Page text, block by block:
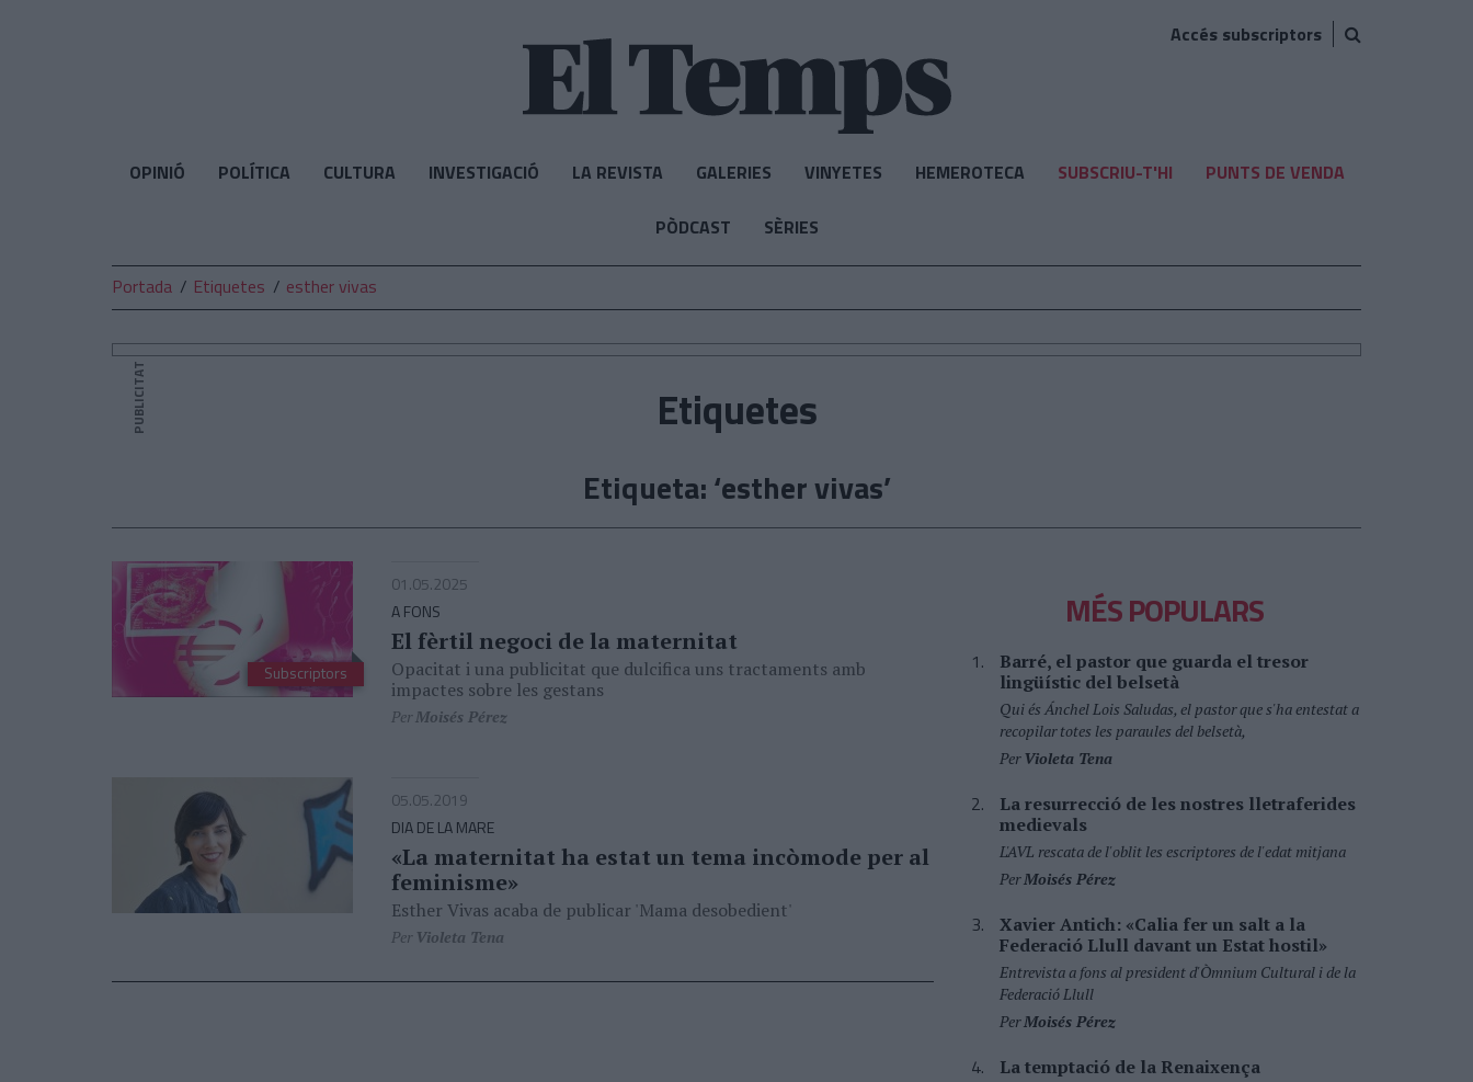
Accés subscriptors
OPINIÓ POLÍTICA CULTURA INVESTIGACIÓ LA REVISTA GALERIES VINYETES HEMEROTECA SUBSCRIU-T'HI PUNTS DE VENDA
PÒDCAST SÈRIES
Portada Etiquetes esther vivas
PUBLICITAT Etiquetes
Etiqueta: ‘esther vivas’
Subscriptors
01.05.2025
A FONS
El fèrtil negoci de la maternitat
Opacitat i una publicitat que dulcifica uns tractaments amb
impactes sobre les gestans
PerMoisés Pérez
05.05.2019
DIA DE LA MARE
«La maternitat ha estat un tema incòmode per al
feminisme»
Esther Vivas acaba de publicar 'Mama desobedient'
Per Violeta Tena
MÉS POPULARS
Barré, el pastor que guarda el tresor
lingüístic del belsetà
Qui és Ánchel Lois Saludas, el pastor que s'ha entestat a
recopilar totes les paraules del belsetà,
PerVioleta Tena
La resurrecció de les nostres lletraferides
medievals
L'AVL rescata de l'oblit les escriptores de l'edat mitjana
PerMoisés Pérez
Xavier Antich: «Calia fer un salt a la
Federació Llull davant un Estat hostil»
Entrevista a fons al president d'Òmnium Cultural i de la
Federació Llull
PerMoisés Pérez
La temptació de la Renaixença